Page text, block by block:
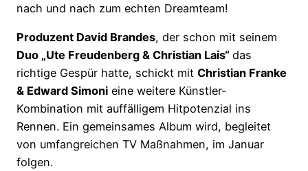
nach und nach zum echten Dreamteam!
Produzent David Brandes, der schon mit seinem
Duo „Ute Freudenberg & Christian Lais“ das
richtige Gespür hatte, schickt mit Christian Franke
& Edward Simoni eine weitere Künstler-
Kombination mit auffälligem Hitpotenzial ins
Rennen. Ein gemeinsames Album wird, begleitet
von umfangreichen TV Maßnahmen, im Januar
folgen.